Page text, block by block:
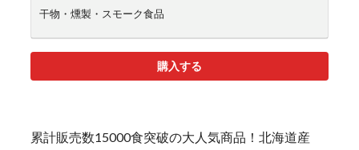
干物・燻製・スモーク食品
購入する
累計販売数15000食突破の大人気商品！北海道産